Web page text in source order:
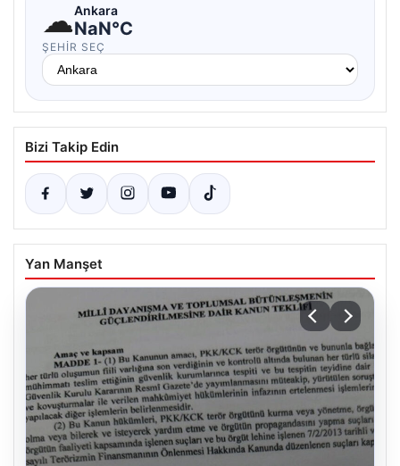
☁Ankara
NaN°C
ŞEHIR SEÇ
Bizi Takip Edin
Yan Manşet